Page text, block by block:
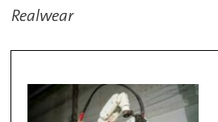
Realwear